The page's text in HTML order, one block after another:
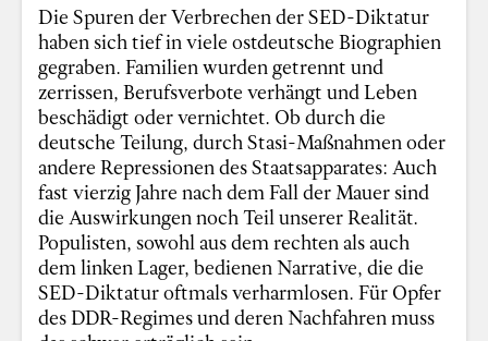
Die Spuren der Verbrechen der SED-Diktatur
haben sich tief in viele ostdeutsche Biographien
gegraben. Familien wurden getrennt und
zerrissen, Berufsverbote verhängt und Leben
beschädigt oder vernichtet. Ob durch die
deutsche Teilung, durch Stasi-Maßnahmen oder
andere Repressionen des Staatsapparates: Auch
fast vierzig Jahre nach dem Fall der Mauer sind
die Auswirkungen noch Teil unserer Realität.
Populisten, sowohl aus dem rechten als auch
dem linken Lager, bedienen Narrative, die die
SED-Diktatur oftmals verharmlosen. Für Opfer
des DDR-Regimes und deren Nachfahren muss